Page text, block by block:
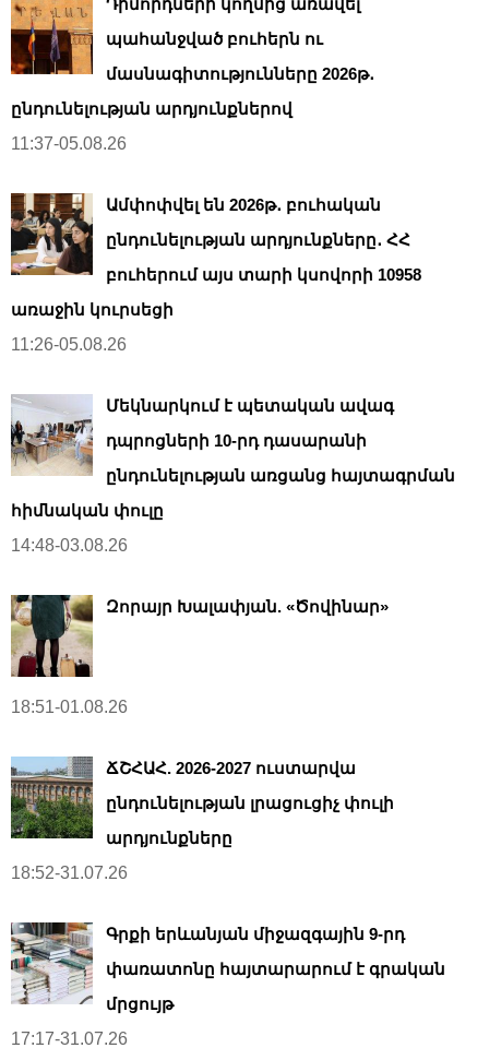
Դիմորդների կողմից առավել
պահանջված բուհերն ու
մասնագիտությունները 2026թ․
ընդունելության արդյունքներով
11:37-05.08.26
Ամփոփվել են 2026թ․ բուհական
ընդունելության արդյունքները․ ՀՀ
բուհերում այս տարի կսովորի 10958
առաջին կուրսեցի
11:26-05.08.26
Մեկնարկում է պետական ավագ
դպրոցների 10-րդ դասարանի
ընդունելության առցանց հայտագրման
հիմնական փուլը
14:48-03.08.26
Զորայր Խալափյան. «Ծովինար»
18:51-01.08.26
ՃՇՀԱՀ. 2026-2027 ուստարվա
ընդունելության լրացուցիչ փուլի
արդյունքները
18:52-31.07.26
Գրքի երևանյան միջազգային 9-րդ
փառատոնը հայտարարում է գրական
մրցույթ
17:17-31.07.26